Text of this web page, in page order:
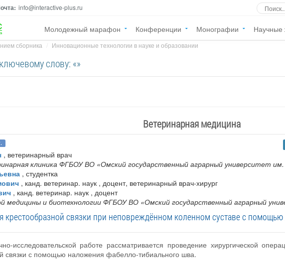
info@interactive-plus.ru
Молодежный марафон Конференции Монографии Научные
сборника Инновационные технологии в науке и образовании
слову: «»
Ветеринарная медицина
, ветеринарный врач
клиника ФГБОУ ВО «Омский государственный аграрный университет
, студентка
, канд. ветеринар. наук , доцент, ветеринарный врач-хирург
, канд. ветеринар. наук , доцент
медицины и биотехнологии ФГБОУ ВО «Омский государственный аграрный
крестообразной связки при неповреждённом коленном суставе с
исследовательской работе рассматривается проведение хирургической
связки с помощью наложения фабелло-тибиального шва.